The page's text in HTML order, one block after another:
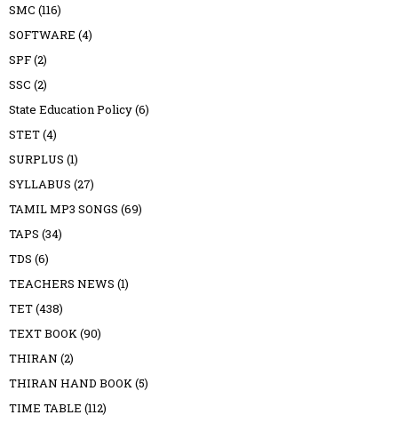
SMC (116)
SOFTWARE (4)
SPF(2)
SSC (2)
State Education Policy(6)
STET(4)
SURPLUS (1)
SYLLABUS (27)
TAMIL MP3 SONGS (69)
TAPS (34)
TDS (6)
TEACHERS NEWS (1)
TET(438)
TEXT BOOK(90)
THIRAN (2)
THIRAN HAND BOOK(5)
TIME TABLE (112)